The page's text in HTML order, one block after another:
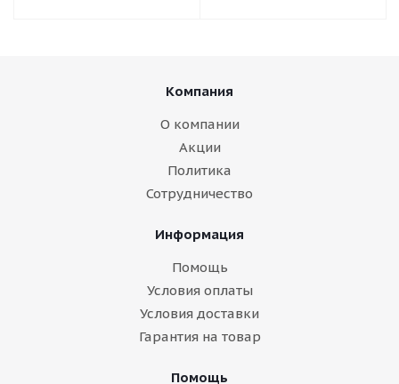
Компания
О компании
Акции
Политика
Сотрудничество
Информация
Помощь
Условия оплаты
Условия доставки
Гарантия на товар
Помощь